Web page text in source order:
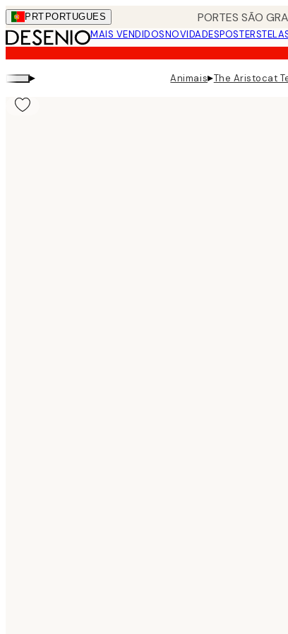
Skip
to
main
content.
PRT PORTUGUES PORTES SÃO
MAIS VENDIDOSNOVIDADESPOSTERS
▸ Animais▸The Aristocat